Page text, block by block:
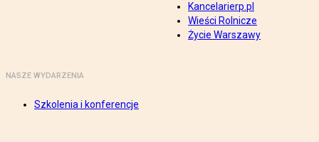
Kancelarierp.pl
Wieści Rolnicze
Życie Warszawy
NASZE WYDARZENIA
Szkolenia i konferencje